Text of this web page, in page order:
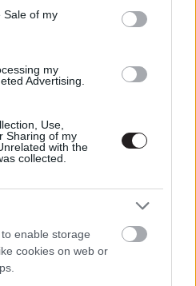
Sale of my
my
Advertising.
Use,
Sharing of my
with the
collected.
enable storage
cookies on web or
| 2026.05.13 07:02
sorozat 2. évadát,
indul a forgatás
a világ legdrágább
- zúzós előzetest
| 2026.04.22 12:22
harca sztárja az Alien:
évadának első nagy fogása